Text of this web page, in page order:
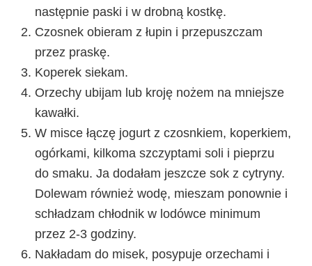
następnie paski i w drobną kostkę.
Czosnek obieram z łupin i przepuszczam
przez praskę.
Koperek siekam.
Orzechy ubijam lub kroję nożem na mniejsze
kawałki.
W misce łączę jogurt z czosnkiem, koperkiem,
ogórkami, kilkoma szczyptami soli i pieprzu
do smaku. Ja dodałam jeszcze sok z cytryny.
Dolewam również wodę, mieszam ponownie i
schładzam chłodnik w lodówce minimum
przez 2-3 godziny.
Nakładam do misek, posypuje orzechami i